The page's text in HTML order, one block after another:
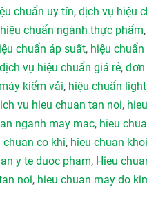
chuẩn uy tín, dịch vụ hiệu
hiệu chuẩn ngành thực phẩm,
chuẩn áp suất, hiệu
dịch vụ hiệu chuẩn giá rẻ, đơn
kiểm vải, hiệu chuẩn
vu hieu chuan tan noi,
nganh may mac, hieu
chuan co khi, hieu chuan
y te duoc pham, Hieu
noi, hieu chuan may do